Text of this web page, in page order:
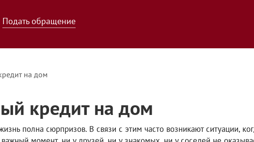
Подать обращение
на дом
кредит на дом
полна сюрпризов. В связи с этим часто возникают ситуации,